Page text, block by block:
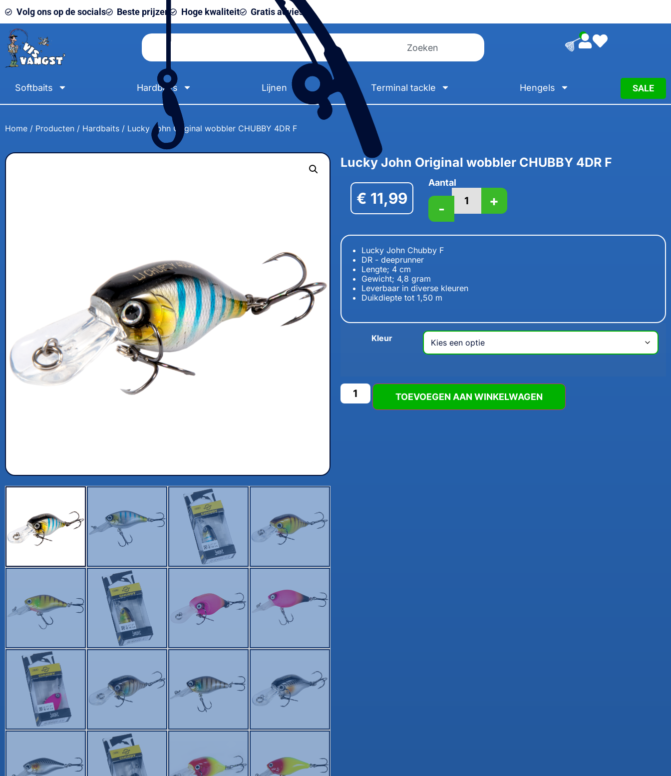
Volg ons op de socials Beste prijzen Hoge kwaliteit Gratis advies
0
Softbaits Hardbaits Lijnen Terminal tackle Hengels SALE
Home / Producten / Hardbaits / Lucky John Original wobbler CHUBBY 4DR F
Lucky John Original wobbler CHUBBY 4DR F
€ 11,99
Aantal
- +
Lucky John Chubby F
DR - deeprunner
Lengte; 4 cm
Gewicht; 4,8 gram
Leverbaar in diverse kleuren
Duikdiepte tot 1,50 m
Kleur
TOEVOEGEN AAN WINKELWAGEN